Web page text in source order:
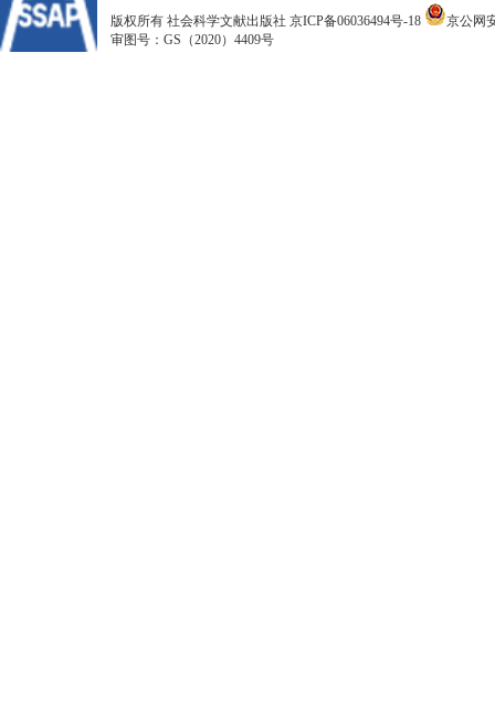
版权所有 社会科学文献出版社 京ICP备06036494号-18
京公网
审图号：GS（2020）4409号